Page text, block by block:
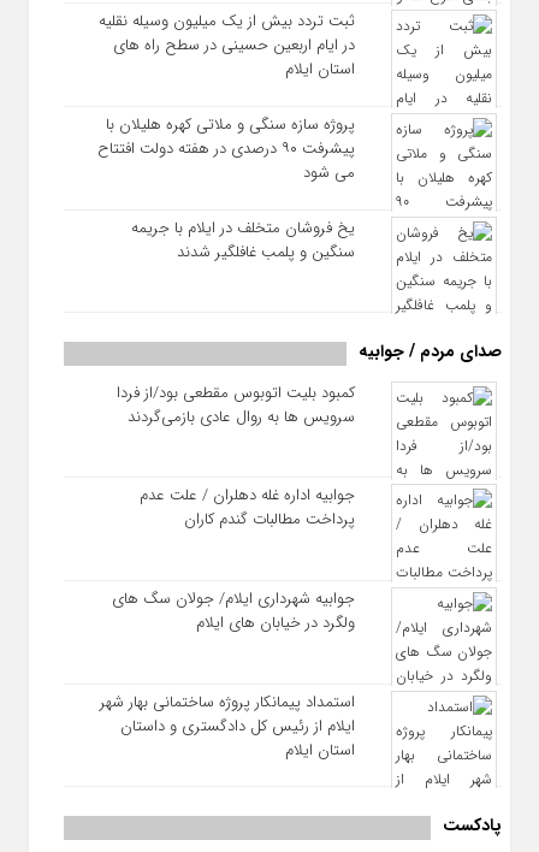
ثبت تردد بیش از یک میلیون وسیله نقلیه
در ایام اربعین حسینی در سطح راه‌ های
استان ایلام
پروژه سازه سنگی و ملاتی کهره هلیلان با
پیشرفت ۹۰ درصدی در هفته دولت افتتاح
می شود
یخ‌ فروشان متخلف در ایلام با جریمه
سنگین و پلمب غافلگیر شدند
صدای مردم / جوابیه
کمبود بلیت اتوبوس مقطعی بود/از فردا
سرویس ها به روال عادی بازمی‌گردند
جوابیه اداره غله دهلران / علت عدم
پرداخت مطالبات گندم کاران
جوابیه شهرداری ایلام/ جولان سگ های
ولگرد در خیابان های ایلام
استمداد پیمانکار پروژه ساختمانی بهار شهر
ایلام از رئیس کل دادگستری و داستان
استان ایلام
پادکست